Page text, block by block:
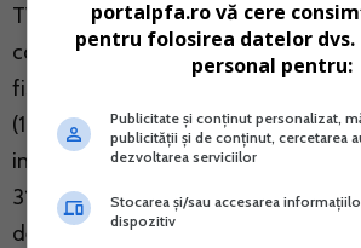
TVA declarata se achita la BS, avand
conform prevederilor de la art.
fiscal,
(10)Persoanele impozabile al caror
in scopuri de TVA a fost anulat
316 alin. (11) lit. a)-e) si h) trebuie sa
declaratie privind taxa colectata
portalpfa.ro vă cere
pentru folosirea datelor dvs.
personal pentru:
Publicitate și conținut personalizat,
publicității și de conținut, cercetarea
dezvoltarea serviciilor
Stocarea și/sau accesarea
dispozitiv